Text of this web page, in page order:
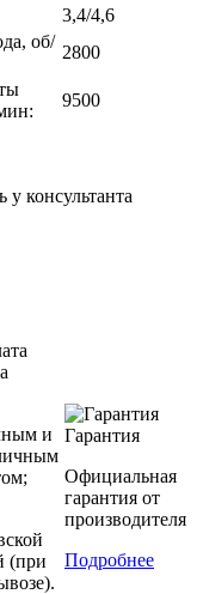
3,4/4,6
об/
2800
9500
у консультанта
и
(при
Гарантия
Официальная
гарантия от
производителя
Подробнее